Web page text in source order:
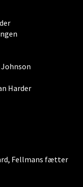
Harder
Fellmans fætter